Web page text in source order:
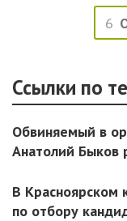
6
Ссылки по
Обвиняемый в
Анатолий Быков
В Красноярском
по отбору